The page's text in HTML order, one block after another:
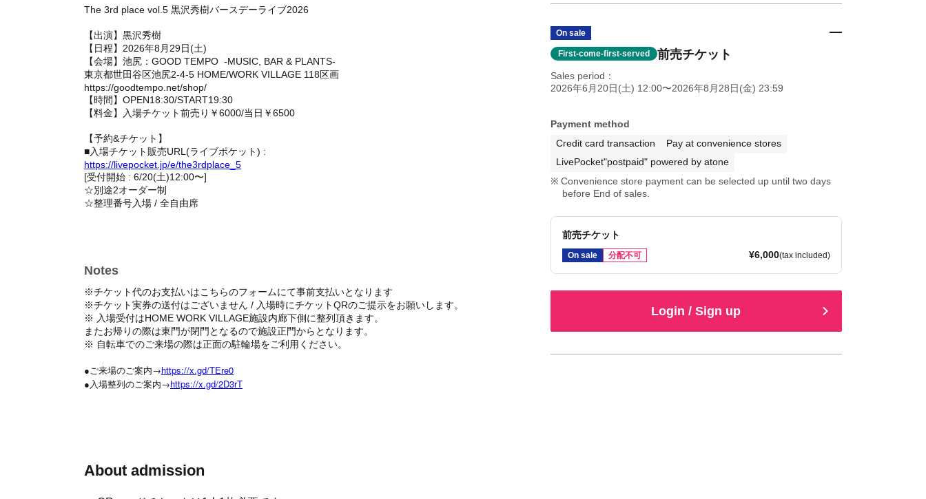
The 3rd place vol.5 黒沢秀樹バースデーライブ2026
【出演】 黒沢秀樹
【日程】2026年8月29日(土)
【会場】池尻：GOOD TEMPO -MUSIC, BAR & PLANTS-
東京都世田谷区池尻2-4-5 HOME/WORK VILLAGE 118区画
https://goodtempo.net/shop/
【時間】OPEN18:30/START19:30
【料金】入場チケット前売り￥6000/当日￥6500
【予約&チケット】
■入場チケット販売URL(ライブポケット) :
https://livepocket.jp/e/the3rdplace_5
[受付開始 : 6/20(土)12:00〜]
☆別途2オーダー制
☆整理番号入場 / 全自由席
Notes
※チケット代のお支払いはこちらのフォームにて事前支払いとなります
※チケット実券の送付はございません / 入場時にチケットQRのご提示をお願いします。
※ 入場受付はHOME WORK VILLAGE施設内廊下側に整列頂きます。
またお帰りの際は東門が閉門となるので施設正門からとなります。
※ 自転車でのご来場の際は正面の駐輪場をご利用ください。
●ご来場のご案内→https://x.gd/TEre0
●入場整列のご案内→https://x.gd/2D3rT
About admission
On sale
First-come-first-served 前売チケット
Sales period
2026年6月20日(土) 12:00〜2026年8月28日(金) 23:59
Payment method
Credit card transaction
Pay at convenience stores
LivePocket"postpaid" powered by atone
Convenience store payment can be selected up until two days
before End of sales.
前売チケット
On sale 分配不可 ¥6,000(tax included)
Login / Sign up